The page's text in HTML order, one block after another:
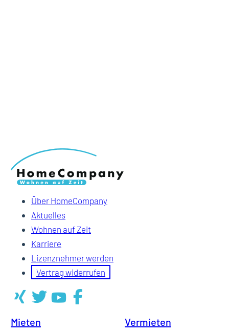
Über HomeCompany
Aktuelles
Wohnen auf Zeit
Karriere
Lizenznehmer werden
Vertrag widerrufen
Mieten Vermieten